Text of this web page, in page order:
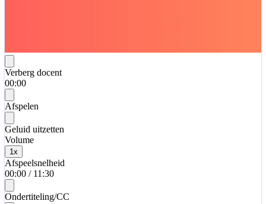
Verberg docent
00:00
Afspelen
Geluid uitzetten
Volume
1x
Afspeelsnelheid
00:00 / 11:30
Ondertiteling/CC